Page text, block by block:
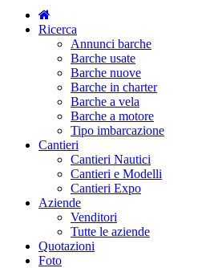
Ricerca
Annunci barche
Barche usate
Barche nuove
Barche in charter
Barche a vela
Barche a motore
Tipo imbarcazione
Cantieri
Cantieri Nautici
Cantieri e Modelli
Cantieri Expo
Aziende
Venditori
Tutte le aziende
Quotazioni
Foto